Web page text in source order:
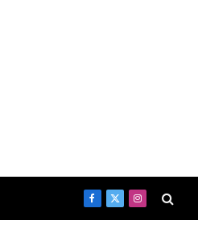
Facebook
X
(Twitter)
Instagram